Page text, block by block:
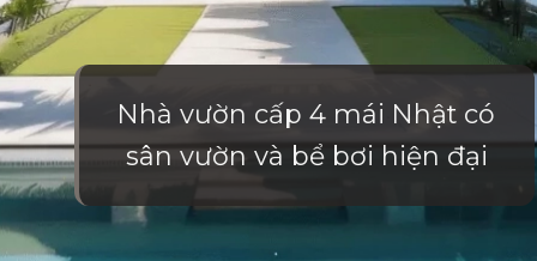
Nhà vườn cấp 4 mái Nhật có
sân vườn và bể bơi hiện đại